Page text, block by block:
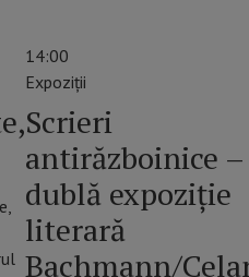
14:00
Expoziții
Scrieri
antirăzboinice –
dublă expoziție
literară
Bachmann/